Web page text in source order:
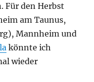
Für den Herbst
am Taunus,
Mannheim und
könnte ich
wieder